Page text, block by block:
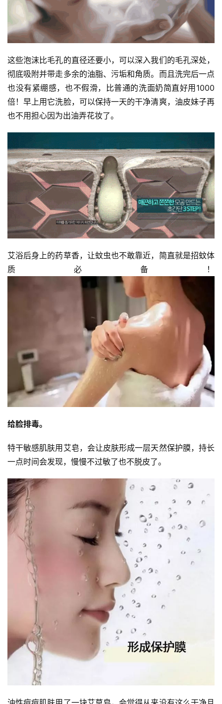
这些泡沫比毛孔的直径还要小，可以深入我们的毛孔深处，
彻底吸附并带走多余的油脂、污垢和角质。而且洗完后一点
也没有紧绷感，也不假滑，比普通的洗面奶简直好用1000
倍！早上用它洗脸，可以保持一天的干净清爽，油皮妹子再
也不用担心因为出油弄花妆了。
艾浴后身上的药草香，让蚊虫也不敢靠近，简直就是招蚊体
质必备！
给脸排毒。
特干敏感肌肤用艾皂，会让皮肤形成一层天然保护膜，持长
一点时间会发现，慢慢不过敏了也不脱皮了。